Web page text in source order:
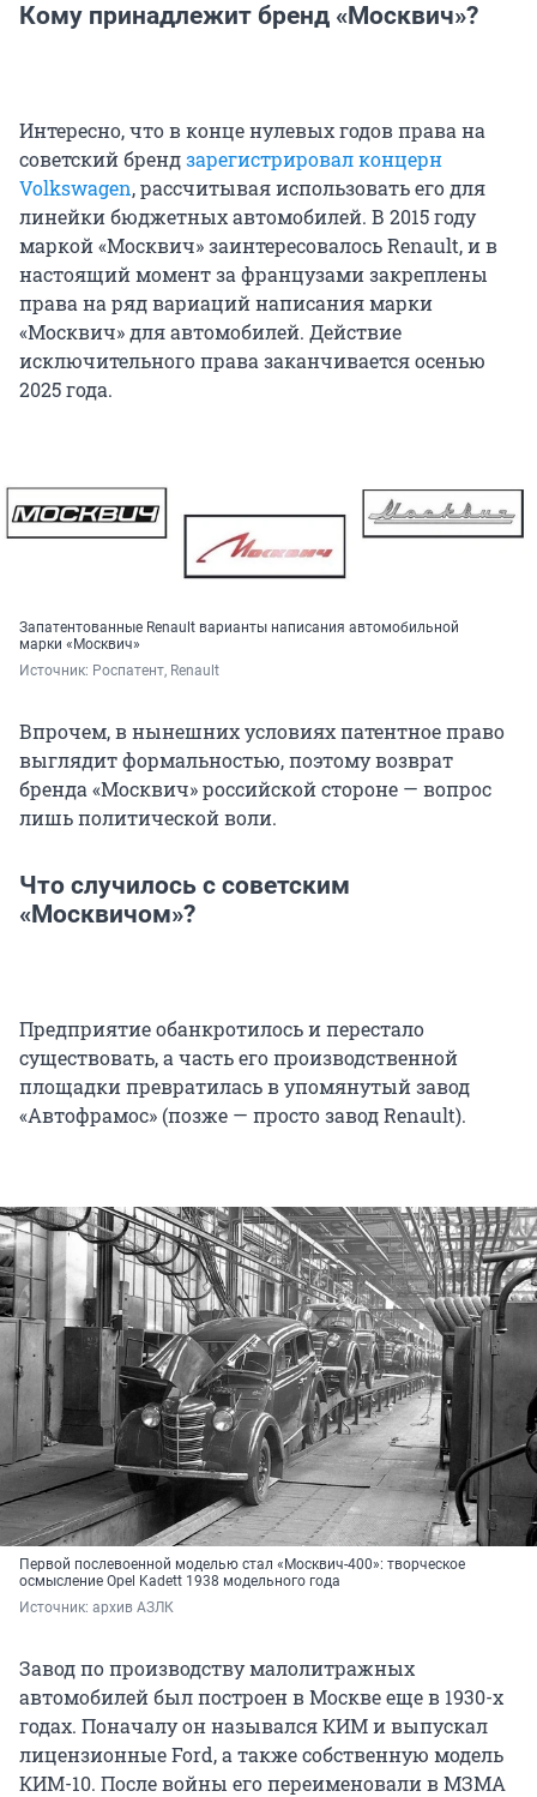
Кому принадлежит бренд «Москвич»?
Интересно, что в конце нулевых годов права на
советский брендзарегистрировал концерн
Volkswagen, рассчитывая использовать его для
линейки бюджетных автомобилей. В 2015 году
маркой «Москвич» заинтересовалось Renault, и в
настоящий момент за французами закреплены
права на ряд вариаций написания марки
«Москвич» для автомобилей. Действие
исключительного права заканчивается осенью
2025 года.
Запатентованные Renault варианты написания автомобильной
марки «Москвич»
Источник: Роспатент, Renault
Впрочем, в нынешних условиях патентное право
выглядит формальностью, поэтому возврат
бренда «Москвич» российской стороне — вопрос
лишь политической воли.
Что случилось с советским
«Москвичом»?
Предприятие обанкротилось и перестало
существовать, а часть его производственной
площадки превратилась в упомянутый завод
«Автофрамос» (позже — просто завод Renault).
Первой послевоенной моделью стал «Москвич-400»: творческое
осмысление Opel Kadett 1938 модельного года
Источник: архив АЗЛК
Завод по производству малолитражных
автомобилей был построен в Москве еще в 1930-х
годах. Поначалу он назывался КИМ и выпускал
лицензионные Ford, а также собственную модель
КИМ-10. После войны его переименовали в МЗМА